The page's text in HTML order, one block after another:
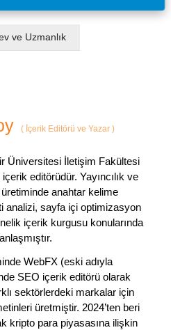
ve Uzmanlık
( İçerik Editörü ve Yazar )
Üniversitesi İletişim Fakültesi
editörüdür. Yayıncılık ve
anahtar kelime
analizi, sayfa içi optimizasyon
içerik kurgusu konularında
WebFX (eski adıyla
SEO içerik editörü olarak
sektörlerdeki markalar için
üretmiştir. 2024’ten beri
kripto para piyasasına ilişkin